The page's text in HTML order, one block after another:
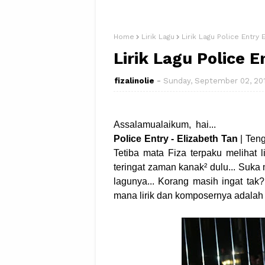
Home Lirik Lagu Lirik Lagu Police Entry
Lirik Lagu Police
fizalinolie Sunday, September 02,
Assalamualaikum, hai...
Police Entry - Elizabeth Tan |
Tetiba mata Fiza terpaku melihat
teringat zaman kanak² dulu...
lagunya... Korang masih ingat
mana lirik dan komposernya